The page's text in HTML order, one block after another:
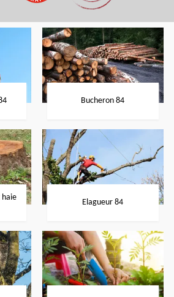
Bucheron 84
haie
Elagueur 84